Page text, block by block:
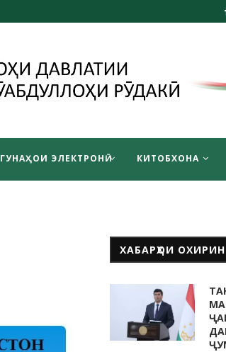
ГУНАҲОИ ЭЛЕКТРОНӢ КИТОБХОНА
ХАБАРҲОИ ОХИРИН